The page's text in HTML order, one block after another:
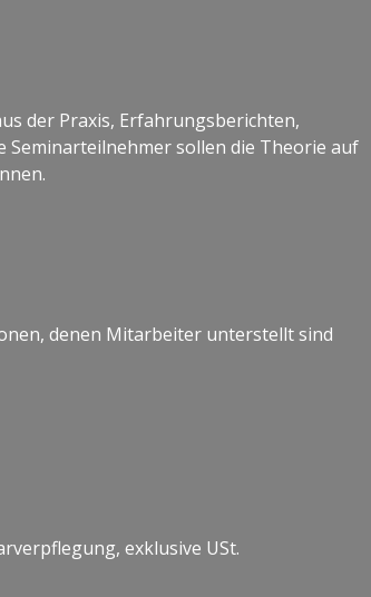
der Praxis, Erfahrungsberichten,
Seminarteilnehmer sollen die Theorie auf
denen Mitarbeiter unterstellt sind
exklusive USt.